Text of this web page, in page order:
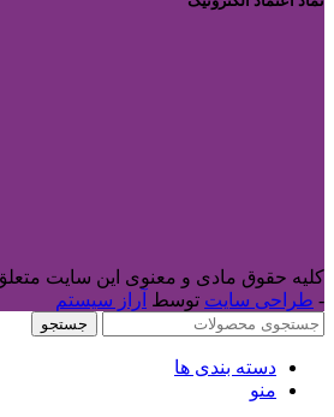
کلیه حقوق مادی و معنوی این سایت
- طراحی سایت توسط آراز سیستم
جستجو
دسته بندی ها
منو